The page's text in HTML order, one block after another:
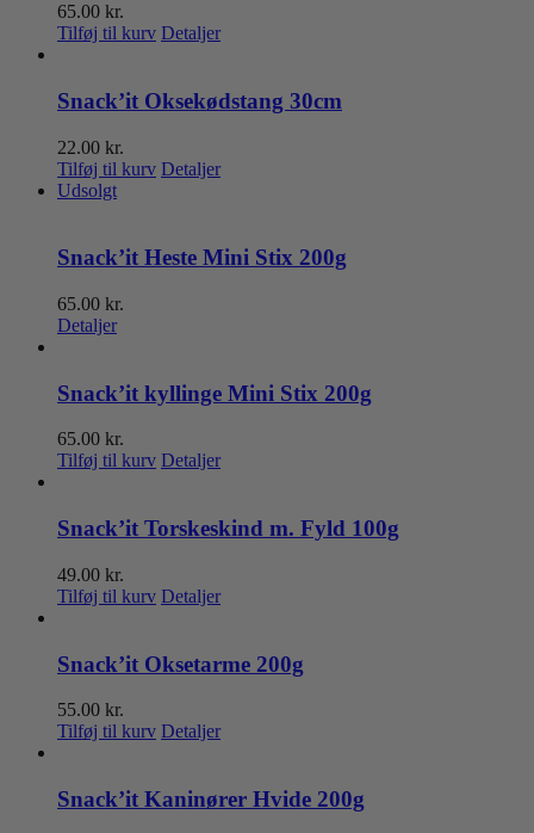
65.00 kr.
Tilføj til kurv Detaljer
Snack’it Oksekødstang 30cm
22.00 kr.
Tilføj til kurv Detaljer
Udsolgt
Snack’it Heste Mini Stix 200g
65.00 kr.
Detaljer
Snack’it kyllinge Mini Stix 200g
65.00 kr.
Tilføj til kurv Detaljer
Snack’it Torskeskind m. Fyld 100g
49.00 kr.
Tilføj til kurv Detaljer
Snack’it Oksetarme 200g
55.00 kr.
Tilføj til kurv Detaljer
Snack’it Kaninører Hvide 200g